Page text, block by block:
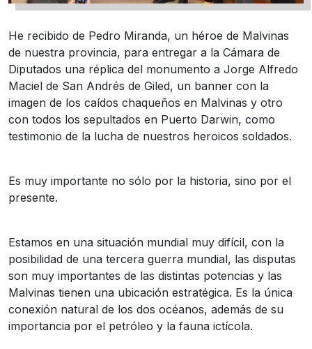
He recibido de Pedro Miranda, un héroe de Malvinas
de nuestra provincia, para entregar a la Cámara de
Diputados una réplica del monumento a Jorge Alfredo
Maciel de San Andrés de Giled, un banner con la
imagen de los caídos chaqueños en Malvinas y otro
con todos los sepultados en Puerto Darwin, como
testimonio de la lucha de nuestros heroicos soldados.
Es muy importante no sólo por la historia, sino por el
presente.
Estamos en una situación mundial muy difícil, con la
posibilidad de una tercera guerra mundial, las disputas
son muy importantes de las distintas potencias y las
Malvinas tienen una ubicación estratégica. Es la única
conexión natural de los dos océanos, además de su
importancia por el petróleo y la fauna ictícola.